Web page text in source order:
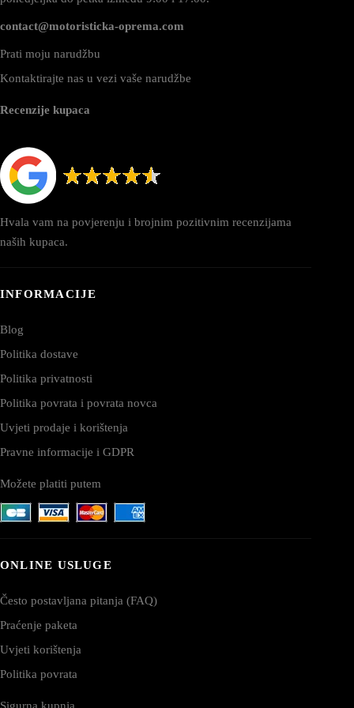
contact@motoristicka-oprema.com
Prati moju narudžbu
Kontaktirajte nas u vezi vaše narudžbe
Recenzije kupaca
Hvala vam na povjerenju i brojnim pozitivnim recenzijama
naših kupaca.
INFORMACIJE
Blog
Politika dostave
Politika privatnosti
Politika povrata i povrata novca
Uvjeti prodaje i korištenja
Pravne informacije i GDPR
Možete platiti putem
ONLINE USLUGE
Često postavljana pitanja (FAQ)
Praćenje paketa
Uvjeti korištenja
Politika povrata
Sigurna kupnja